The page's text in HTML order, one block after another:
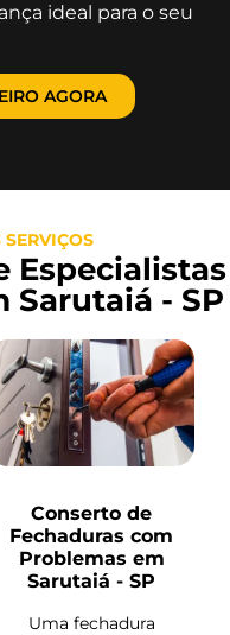
ideal para o seu
AGORA
Especialistas
Sarutaiá - SP
Conserto de
Fechaduras com
Problemas em
Sarutaiá - SP
Uma fechadura